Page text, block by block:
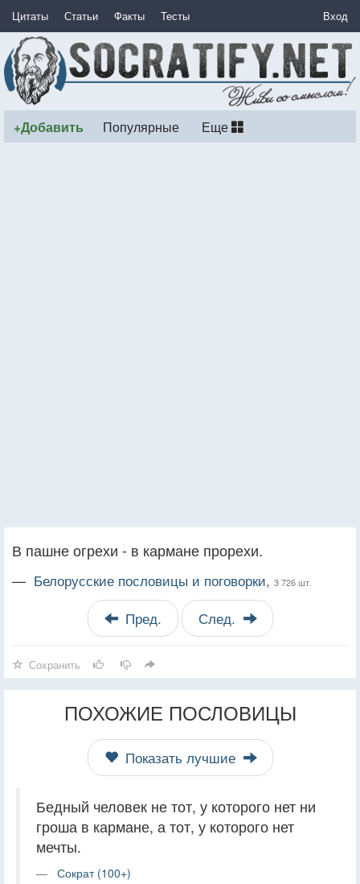
Цитаты Статьи Факты Тесты Вход
+Добавить Популярные Еще
В пашне огрехи - в кармане прорехи.
— Белорусские пословицы и поговорки, 3 726 шт.
Пред. След.
Сохранить
ПОХОЖИЕ ПОСЛОВИЦЫ
Показать лучшие
Бедный человек не тот, у которого нет ни
гроша в кармане, а тот, у которого нет
мечты.
Сократ (100+)